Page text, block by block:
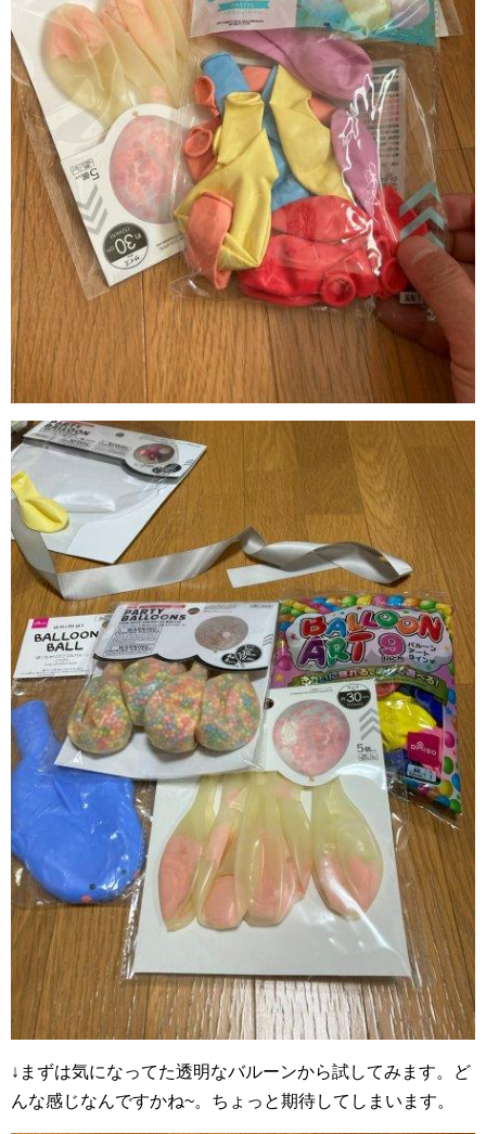
↓まずは気になってた透明なバルーンから試してみます。ど
んな感じなんですかね~。ちょっと期待してしまいます。